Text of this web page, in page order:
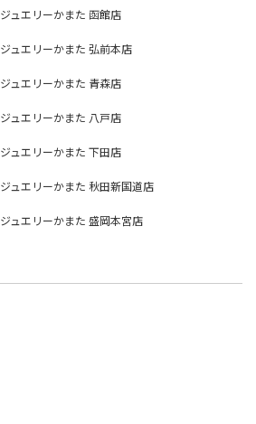
ジュエリーかまた 函館店
ジュエリーかまた 弘前本店
ジュエリーかまた 青森店
ジュエリーかまた 八戸店
ジュエリーかまた 下田店
ジュエリーかまた 秋田新国道店
ジュエリーかまた 盛岡本宮店